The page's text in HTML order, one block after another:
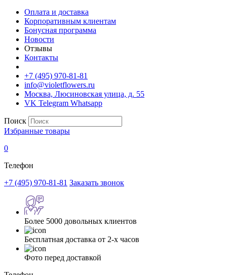
Оплата и доставка
Корпоративным клиентам
Бонусная программа
Новости
Отзывы
Контакты
+7 (495) 970-81-81
info@violetflowers.ru
Москва, Люсиновская улица, д. 55
VK Telegram Whatsapp
Поиск
Избранные товары
0
Телефон
+7 (495) 970-81-81 Заказать звонок
Более 5000 довольных клиентов
Бесплатная доставка от 2-х часов
Фото перед доставкой